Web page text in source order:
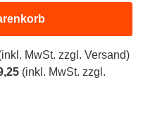
MwSt. zzgl. Versand)
(inkl. MwSt. zzgl.